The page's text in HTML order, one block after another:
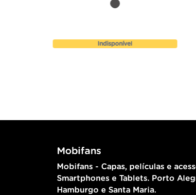
Indisponível
Mobifans
Mobifans - Capas, películas e
Smartphones e Tablets. Porto
Hamburgo e Santa Maria.